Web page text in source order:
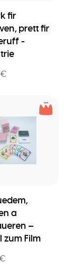
fir
prett fir
-
a
–
zum Film